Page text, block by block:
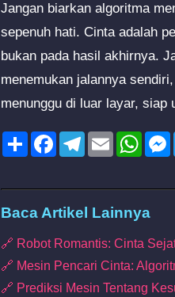
Jangan biarkan algoritma
sepenuh hati. Cinta adalah
bukan pada hasil akhirnya.
menemukan jalannya
menunggu di luar layar, siap
ShareFacebookTelegram
Email
Baca Artikel Lainnya
🔗 Robot Romantis: Cinta
🔗 Mesin Pencari Cinta:
🔗 Prediksi Mesin Tentang